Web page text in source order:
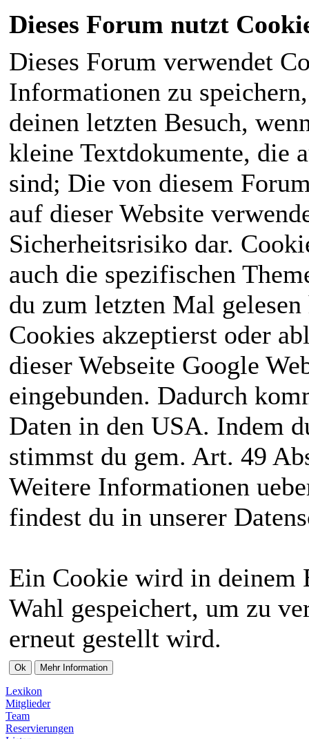
Dieses Forum nutzt
Dieses Forum verwendet
Informationen zu
deinen letzten Besuch,
kleine Textdokumente, die
sind; Die von diesem
auf dieser Website
Sicherheitsrisiko dar.
auch die spezifischen
du zum letzten Mal
Cookies akzeptierst oder
dieser Webseite Google
eingebunden. Dadurch
Daten in den USA. Indem
stimmst du gem. Art. 49
Weitere Informationen
findest du in unserer
Ein Cookie wird in deinem
Wahl gespeichert, um zu
erneut gestellt wird.
Lexikon
Mitglieder
Team
Reservierungen